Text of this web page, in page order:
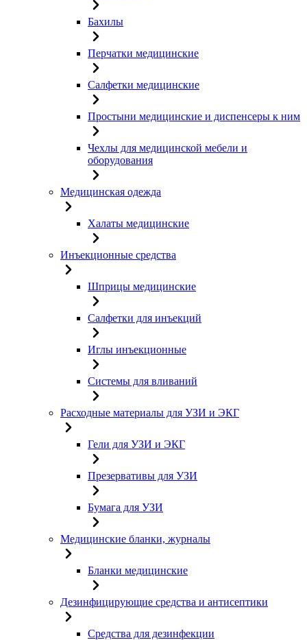
Бахилы
Перчатки медицинские
Салфетки медицинские
Простыни медицинские и диспенсеры к ним
Чехлы для медицинской мебели и
оборудования
Медицинская одежда
Халаты медицинские
Инъекционные средства
Шприцы медицинские
Салфетки для инъекций
Иглы инъекционные
Системы для вливаний
Расходные материалы для УЗИ и ЭКГ
Гели для УЗИ и ЭКГ
Презервативы для УЗИ
Бумага для УЗИ
Медицинские бланки, журналы
Бланки медицинские
Дезинфицирующие средства и антисептики
Средства для дезинфекции